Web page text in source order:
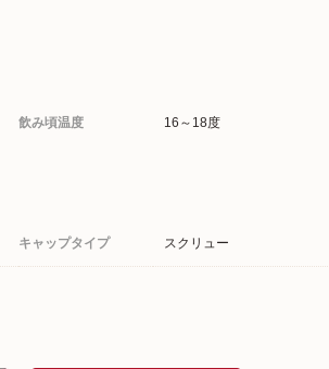
飲み頃温度 16～18度
キャップタイプ スクリュー